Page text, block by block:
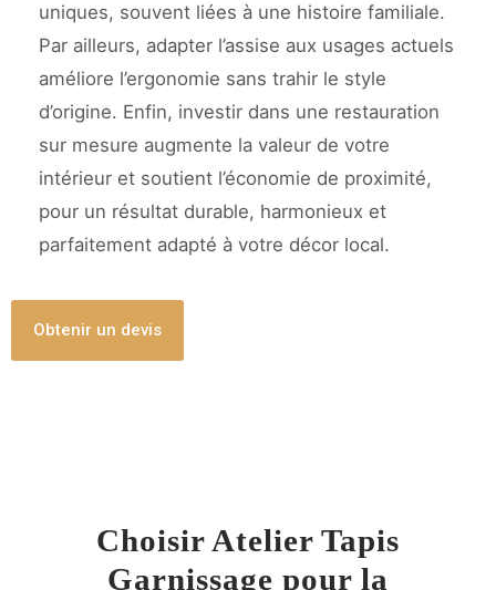
uniques, souvent liées à une histoire familiale.
Par ailleurs, adapter l’assise aux usages actuels
améliore l’ergonomie sans trahir le style
d’origine. Enfin, investir dans une restauration
sur mesure augmente la valeur de votre
intérieur et soutient l’économie de proximité,
pour un résultat durable, harmonieux et
parfaitement adapté à votre décor local.
Obtenir un devis
Choisir Atelier Tapis
Garnissage pour la